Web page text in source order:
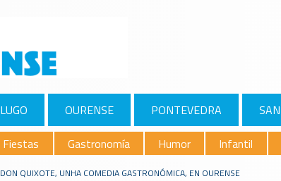
LUGO OURENSE PONTEVEDRA
Fiestas Gastronomía Humor Infantil
DON QUIXOTE, UNHA COMEDIA GASTRONÓMICA, EN OURENSE